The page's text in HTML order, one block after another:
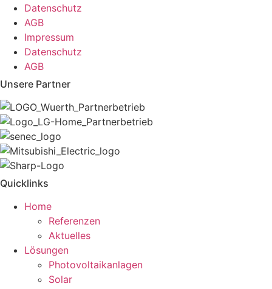
Datenschutz
AGB
Impressum
Datenschutz
AGB
Unsere Partner
Quicklinks
Home
Referenzen
Aktuelles
Lösungen
Photovoltaikanlagen
Solar